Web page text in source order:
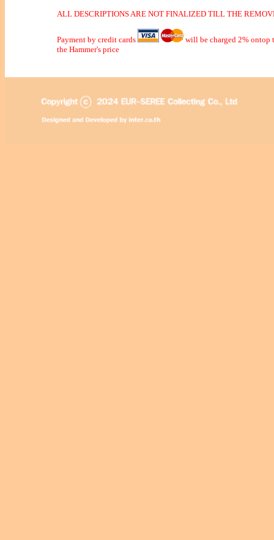
ALL DESCRIPTIONS ARE NOT FINALIZED TILL THE
Payment by credit cards
will be charged 2% ontop
the Hammer's price